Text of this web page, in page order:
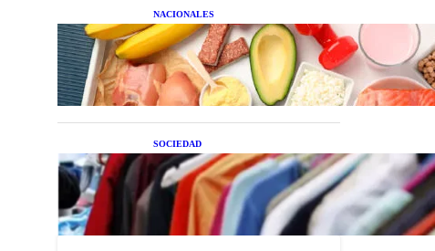
NACIONALES
Nutrición inteligente: Cinco
superalimentos de temporada
que deberías sumar a tu dieta
este mes
SOCIEDAD
Las grandes marcas globales
se suman a la tendencia de la
ropa de segunda mano
premium